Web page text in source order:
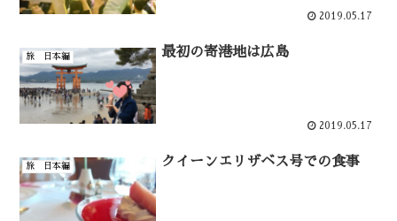
2019.05.17
旅 日本編 最初の寄港地は広島
2019.05.17
旅 日本編 クイーンエリザベス号での食事